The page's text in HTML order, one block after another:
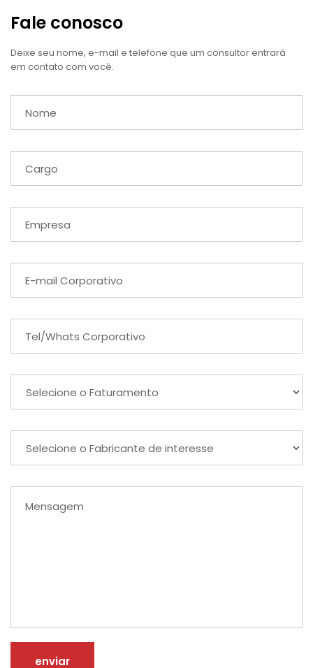
Fale conosco
Deixe seu nome, e-mail e telefone que um consultor entrará
em contato com você.
enviar